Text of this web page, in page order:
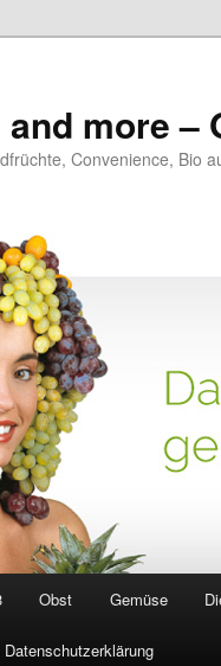
more –
Convenience, Bio
Obst Gemüse
Datenschutzerklärung